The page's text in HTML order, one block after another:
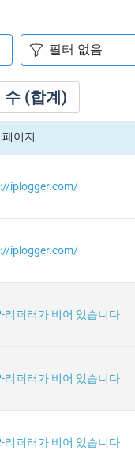
수 (합계)
페이지
iplogger.com/
iplogger.com/
리퍼러가 비어 있습니다
리퍼러가 비어 있습니다
리퍼러가 비어 있습니다